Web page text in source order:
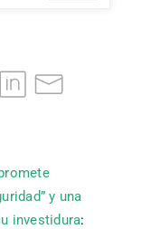
y una
investidura: